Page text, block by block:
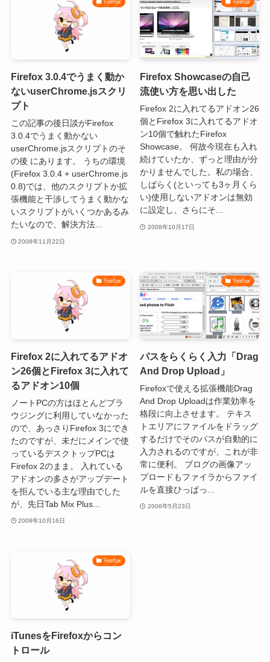
Firefox
Firefox 3.0.4でうまく動か
ないuserChrome.jsスクリ
プト
この記事の後日談がFirefox
3.0.4でうまく動かない
userChrome.jsスクリプトのそ
の後 にあります。 うちの環境
(Firefox 3.0.4 + userChrome.js
0.8)では、他のスクリプトか拡
張機能と干渉してうまく動かな
いスクリプトがいくつかあるみ
たいなので、解決方法...
2008年11月22日
Firefox
Firefox Showcaseの自己
流使い方を思い出した
Firefox 2に入れてるアドオン26
個とFirefox 3に入れてるアドオ
ン10個で触れたFirefox
Showcase。 何故今現在も入れ
続けていたか、ずっと理由が分
かりませんでした。私の場合、
しばらく(といっても3ヶ月くら
い)使用しないアドオンは無効
に設定し、さらにそ...
2008年10月17日
Firefox
Firefox 2に入れてるアドオ
ン26個とFirefox 3に入れて
るアドオン10個
ノートPCの方はほとんどブラ
ウジングに利用していなかった
ので、あっさりFirefox 3にでき
たのですが、未だにメインで使
っているデスクトップPCは
Firefox 2のまま。 入れている
アドオンの多さがアップデート
を拒んでいる主な理由でした
が、先日Tab Mix Plus...
2008年10月16日
Firefox
パスをらくらく入力「Drag
And Drop Upload」
Firefoxで使える拡張機能Drag
And Drop Uploadは作業効率を
格段に向上させます。 テキス
トエリアにファイルをドラッグ
するだけでそのパスが自動的に
入力されるのですが、これが非
常に便利。 ブログの画像アッ
プロードもファイラからファイ
ルを直接ひっぱっ...
2006年5月23日
Firefox
iTunesをFirefoxからコン
トロール